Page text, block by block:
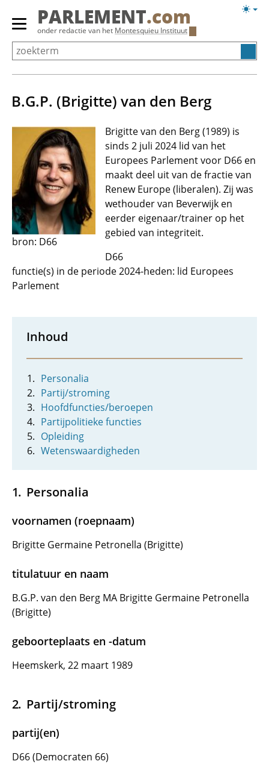
Overslaan
Primair
menu
tonen/verbergen
PARLEMENT.com
onder redactie van het Montesquieu Instituut
B.G.P. (Brigitte) van den Berg
bron: D66
Brigitte van den Berg (1989) is
sinds 2 juli 2024 lid van het
Europees Parlement voor D66 en
maakt deel uit van de fractie van
Renew Europe (liberalen). Zij was
wethouder van Beverwijk en
eerder eigenaar/trainer op het
gebied van integriteit.
D66
functie(s) in de periode 2024-heden: lid Europees
Parlement
Inhoud
Personalia
Partij/stroming
Hoofdfuncties/beroepen
Partijpolitieke functies
Opleiding
Wetenswaardigheden
Personalia
voornamen (roepnaam)
Brigitte Germaine Petronella (Brigitte)
titulatuur en naam
B.G.P. van den Berg MA Brigitte Germaine Petronella
(Brigitte)
geboorteplaats en -datum
Heemskerk, 22 maart 1989
Partij/stroming
partij(en)
D66 (Democraten 66)